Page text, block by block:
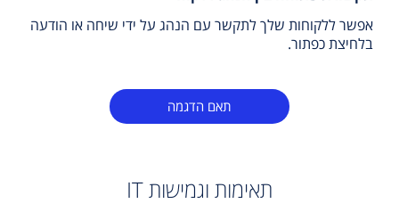
אפשר ללקוחות שלך לתקשר עם הנהג על ידי שיחה או הודעה
בלחיצת כפתור.
תאם הדגמה
תאימות וגמישות IT